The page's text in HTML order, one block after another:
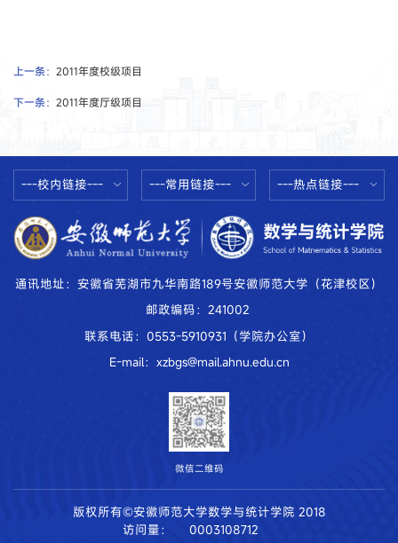
上一条： 2011年度校级项目
下一条： 2011年度厅级项目
---校内链接--- ---常用链接--- ---热点链接---
通讯地址：安徽省芜湖市九华南路189号安徽师范大学（花津校区）
邮政编码：241002
联系电话：0553-5910931（学院办公室）
E-mail：xzbgs@mail.ahnu.edu.cn
微信二维码
版权所有©安徽师范大学数学与统计学院 2018
访问量：
0003108712